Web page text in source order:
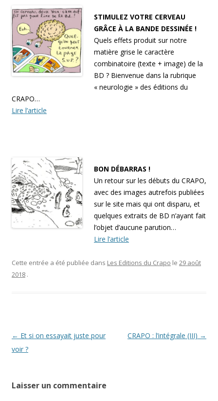
STIMULEZ VOTRE CERVEAU
GRÂCE À LA BANDE DESSINÉE !
Quels effets produit sur notre
matière grise le caractère
combinatoire (texte + image) de la
BD ? Bienvenue dans la rubrique
« neurologie » des éditions du
CRAPO…
Lire l’article
BON DÉBARRAS !
Un retour sur les débuts du CRAPO,
avec des images autrefois publiées
sur le site mais qui ont disparu, et
quelques extraits de BD n’ayant fait
l’objet d’aucune parution…
Lire l’article
Cette entrée a été publiée dans Les Editions du Crapo le 29 août
2018 .
Navigation
des
← Et si on essayait juste pour
voir ?
CRAPO : l’intégrale (III) →
Laisser un commentaire